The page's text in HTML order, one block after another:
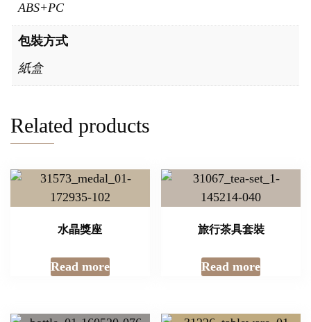
ABS+PC
包裝方式
紙盒
Related products
水晶獎座
Read more
旅行茶具套裝
Read more